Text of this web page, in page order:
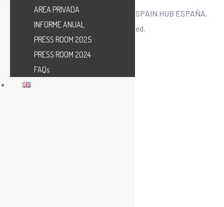
Copyright © 2025 CIBERSECURITY SPAIN HUB ESPAÑA.
All Rights Reserved.
AREA PRIVADA
INFORME ANUAL
PRESS ROOM 2025
PRESS ROOM 2024
FAQs